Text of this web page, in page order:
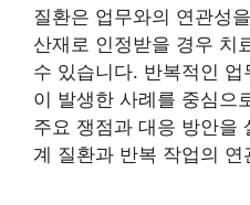
질환은 업무와의 연관성
산재로 인정받을 경우 치
수 있습니다. 반복적인
이 발생한 사례를 중심으
주요 쟁점과 대응 방안을
계 질환과 반복 작업의